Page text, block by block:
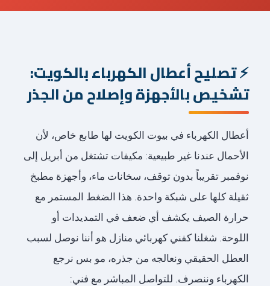
تصليح أعطال الكهرباء بالكويت:
تشخيص بالأجهزة وإصلاح من الجذر
أعطال الكهرباء في بيوت الكويت لها طابع خاص، لأن
الأحمال عندنا غير طبيعية: مكيفات تشتغل من أبريل إلى
نوفمبر تقريباً بدون توقف، سخانات ماء، وأجهزة مطبخ
ثقيلة كلها على شبكة واحدة. هذا الضغط المستمر مع
حرارة الصيف يكشف أي ضعف في التمديدات أو
اللوحة. شغلنا كفني كهربائي منازل هو أننا نوصل لسبب
العطل الحقيقي ونعالجه من جذره، مو بس نرجع
الكهرباء وننصرف. للتواصل المباشر مع فني: